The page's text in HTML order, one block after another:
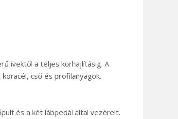
ívektől a teljes körhajlításig. A
cső és profilanyagok.
és a két lábpedál által vezérelt.